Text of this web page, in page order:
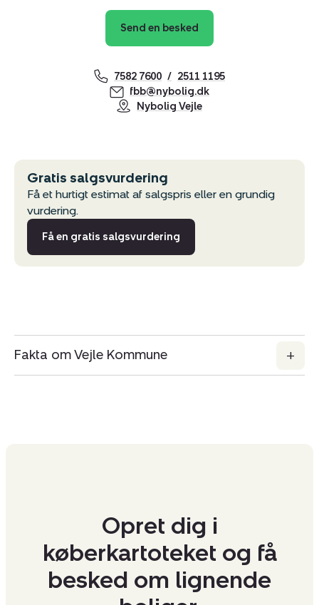
Send en besked
7582 7600
2511 1195
fbb@nybolig.dk
Nybolig Vejle
Gratis salgsvurdering
Få et hurtigt estimat af salgspris eller en grundig
vurdering.
Få en gratis salgsvurdering
Fakta om Vejle Kommune
Opret dig i
køberkartoteket og få
besked om lignende